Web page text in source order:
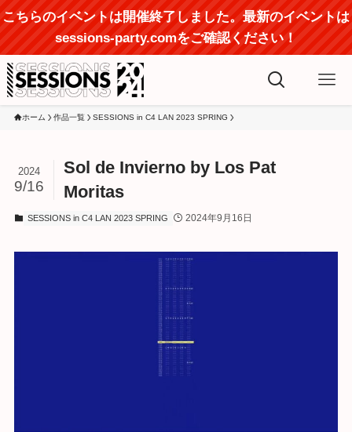
こちらのイベントは開催終了しました。最新のイベントは
sessions-party.comをご確認ください！
ホーム 作品一覧 SESSIONS in C4 LAN 2023 SPRING
Sol de Invierno by Los Pat
Moritas
2024
9/16
SESSIONS in C4 LAN 2023 SPRING 2024年9月16日